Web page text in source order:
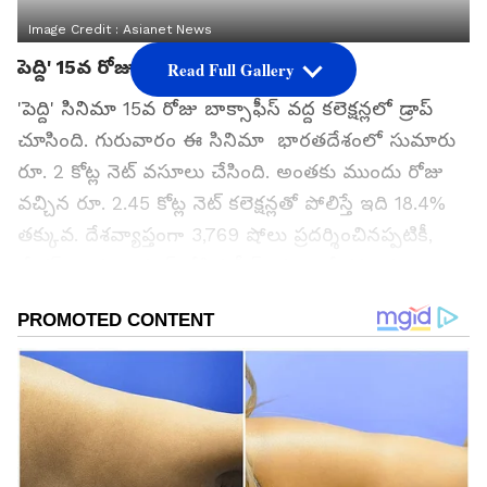
Image Credit :Asianet News
పెద్ది' 15వ రోజు బాక్సాఫీస్..
'పెద్ది' సినిమా 15వ రోజు బాక్సాఫీస్ వద్ద కలెక్షన్లలో డ్రాప్
చూసింది. గురువారం ఈ సినిమా భారతదేశంలో సుమారు
రూ. 2 కోట్ల నెట్ వసూలు చేసింది. అంతకు ముందు రోజు
వచ్చిన రూ. 2.45 కోట్ల నెట్ కలెక్షన్లతో పోలిస్తే ఇది 18.4%
తక్కువ. దేశవ్యాప్తంగా 3,769 షోలు ప్రదర్శించినప్పటికీ,
సినిమా ప్రదర్శన, మంచి ఓపెనింగ్స్ తర్వాత సహజంగానే
నెమ్మదించింది.
గూగుల్‌లో ఆసక్తికరమైన సమాచారం కోసం ఏసియానెట్ తెలుగు
ను మీ ఫ్రిఫర్డ్ సోర్స్ గా ఎంచుకోండి
Read Full Gallery